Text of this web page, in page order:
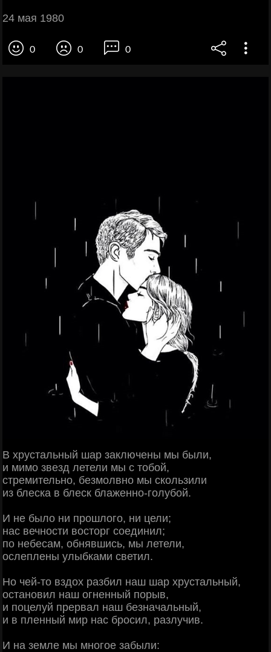
24 мая 1980
0 0 0
В хрустальный шар заключены мы были,
и мимо звезд летели мы с тобой,
стремительно, безмолвно мы скользили
из блеска в блеск блаженно-голубой.
И не было ни прошлого, ни цели;
нас вечности восторг соединил;
по небесам, обнявшись, мы летели,
ослеплены улыбками светил.
Но чей-то вздох разбил наш шар хрустальный,
остановил наш огненный порыв,
и поцелуй прервал наш безначальный,
и в пленный мир нас бросил, разлучив.
И на земле мы многое забыли: